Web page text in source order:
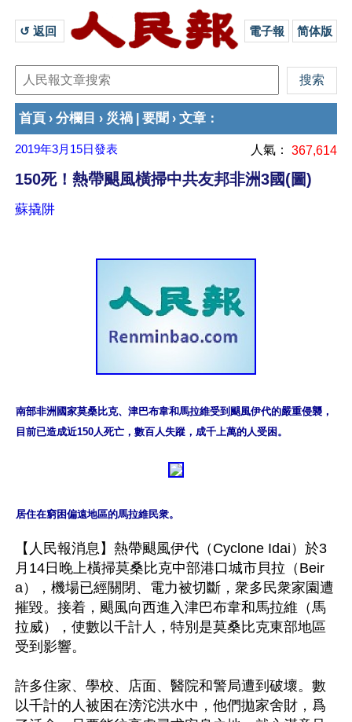
↺ 返回 電子報 简体版
首頁 › 分欄目 › 災禍 要聞 › 文章 ：
2019年3月15日發表 人氣： 367,614
150死！熱帶颶風橫掃中共友邦非洲3國(圖)
蘇撬阱
南部非洲國家莫桑比克、津巴布韋和馬拉維受到颶風伊代的嚴重侵襲，
目前已造成近150人死亡，數百人失蹤，成千上萬的人受困。
居住在窮困偏遠地區的馬拉維民衆。
【人民報消息】熱帶颶風伊代（Cyclone Idai）於3
月14日晚上橫掃莫桑比克中部港口城市貝拉（Beir
a），機場已經關閉、電力被切斷，衆多民衆家園遭
摧毀。接着，颶風向西進入津巴布韋和馬拉維（馬
拉威），使數以千計人，特別是莫桑比克東部地區
受到影響。
許多住家、學校、店面、醫院和警局遭到破壞。數
以千計的人被困在滂沱洪水中，他們拋家舍財，爲